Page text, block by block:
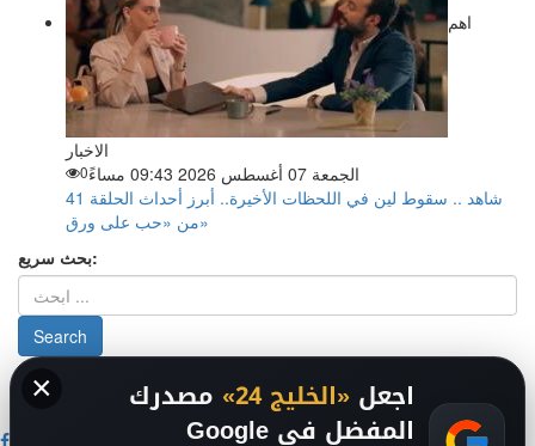
اهم
الاخبار
الجمعة 07 أغسطس 2026 09:43 مساءً
0
شاهد .. سقوط لين في اللحظات الأخيرة.. أبرز أحداث الحلقة 41
من «حب على ورق»
بحث سريع:
من نحن × اجعل «الخليج 24» مصدرك
المفضل في Google